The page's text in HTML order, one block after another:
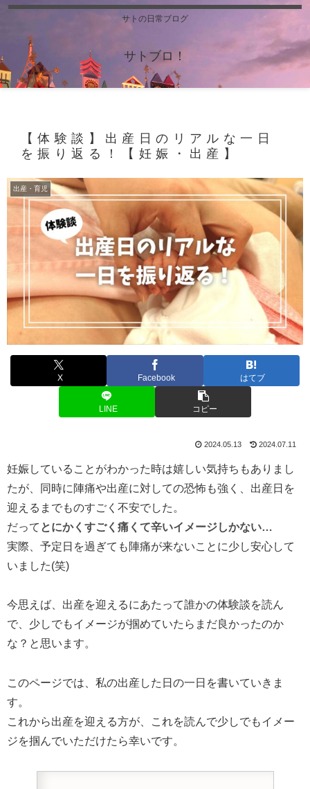
サトの日常ブログ
サトブロ！
【体験談】出産日のリアルな一日
を振り返る！【妊娠・出産】
出産・育児
X Facebook はてブ
LINE コピー
2024.05.13 2024.07.11
妊娠していることがわかった時は嬉しい気持ちもありまし
たが、同時に陣痛や出産に対しての恐怖も強く、出産日を
迎えるまでものすごく不安でした。
だって とにかくすごく痛くて辛いイメージしかない…
実際、予定日を過ぎても陣痛が来ないことに少し安心して
いました(笑)
今思えば、出産を迎えるにあたって誰かの体験談を読ん
で、少しでもイメージが掴めていたらまだ良かったのか
な？と思います。
このページでは、私の出産した日の一日を書いていきま
す。
これから出産を迎える方が、これを読んで少しでもイメー
ジを掴んでいただけたら幸いです。